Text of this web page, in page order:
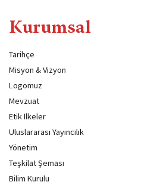
Kurumsal
Tarihçe
Misyon & Vizyon
Logomuz
Mevzuat
Etik İlkeler
Uluslararası Yayıncılık
Yönetim
Teşkilat Şeması
Bilim Kurulu